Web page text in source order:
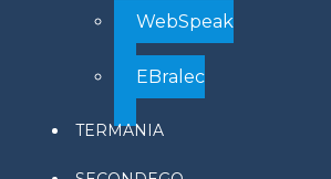
WebSpeak
EBralec
TERMANIA